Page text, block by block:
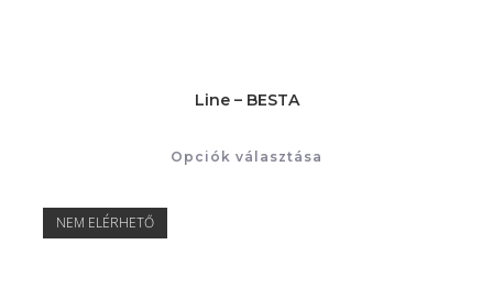
Line – BESTA
Opciók választása
NEM ELÉRHETŐ